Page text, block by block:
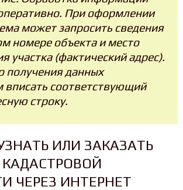
При оформлении
может запросить сведения
номере объекта и место
участка (фактический адрес).
получения данных
вписать соответствующий
строку.
ИЛИ ЗАКАЗАТЬ
КАДАСТРОВОЙ
ЧЕРЕЗ ИНТЕРНЕТ